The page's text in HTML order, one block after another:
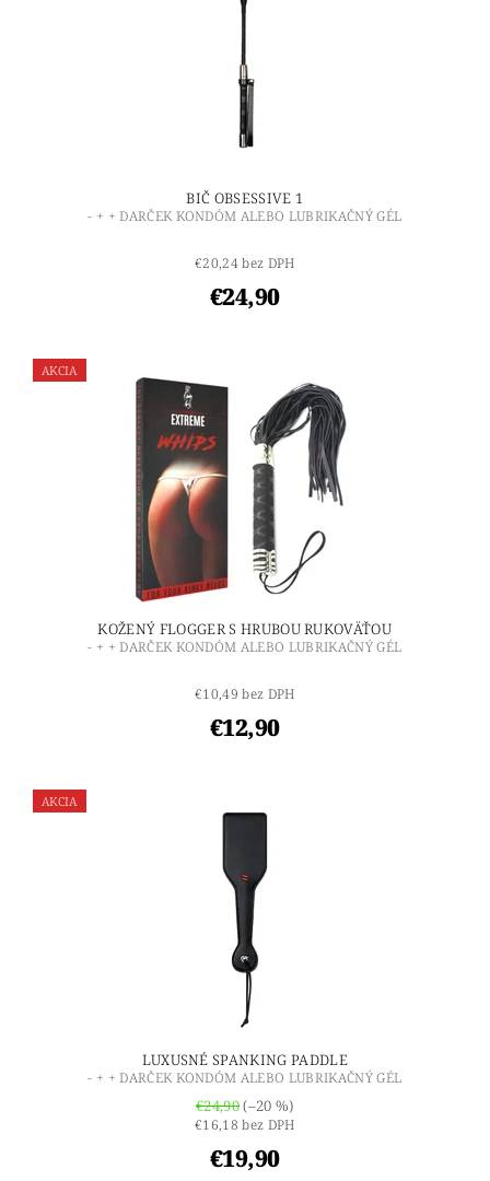
BIČ OBSESSIVE 1
- + + DARČEK KONDÓM ALEBO LUBRIKAČNÝ GÉL
€20,24 bez DPH
€24,90
AKCIA
KOŽENÝ FLOGGER S HRUBOU RUKOVÄŤOU
- + + DARČEK KONDÓM ALEBO LUBRIKAČNÝ GÉL
€10,49 bez DPH
€12,90
AKCIA
LUXUSNÉ SPANKING PADDLE
- + + DARČEK KONDÓM ALEBO LUBRIKAČNÝ GÉL
€24,90(–20 %)
€16,18 bez DPH
€19,90